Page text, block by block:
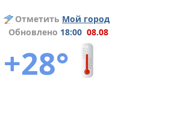
Отметить Мой город
Обновлено 18:00 08.08
+28°